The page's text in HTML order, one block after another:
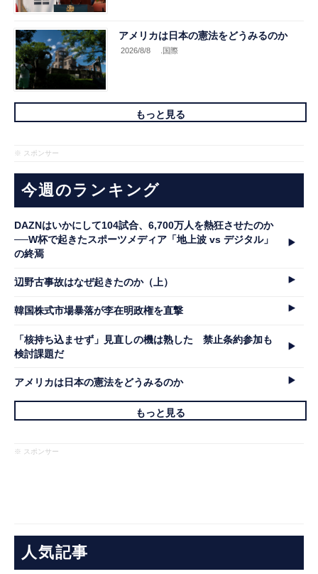
アメリカは日本の憲法をどうみるのか
2026/8/8 .国際
もっと見る
※ スポンサー
今週のランキング
DAZNはいかにして104試合、6,700万人を熱狂させたのか
──W杯で起きたスポーツメディア「地上波 vs デジタル」
の終焉
辺野古事故はなぜ起きたのか（上）
韓国株式市場暴落が李在明政権を直撃
「核持ち込ませず」見直しの機は熟した 禁止条約参加も
検討課題だ
アメリカは日本の憲法をどうみるのか
もっと見る
※ スポンサー
人気記事